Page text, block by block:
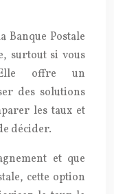
Banque Postale
surtout si vous
offre un
des solutions
les taux et
décider.
et que
cette option